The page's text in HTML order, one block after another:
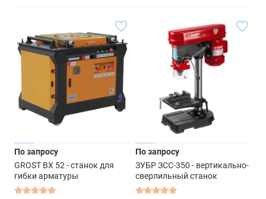
По запросу
GROST BX 52 - станок для
гибки арматуры
По запросу
ЗУБР ЗСС-350 - вертикально-
сверлильный станок